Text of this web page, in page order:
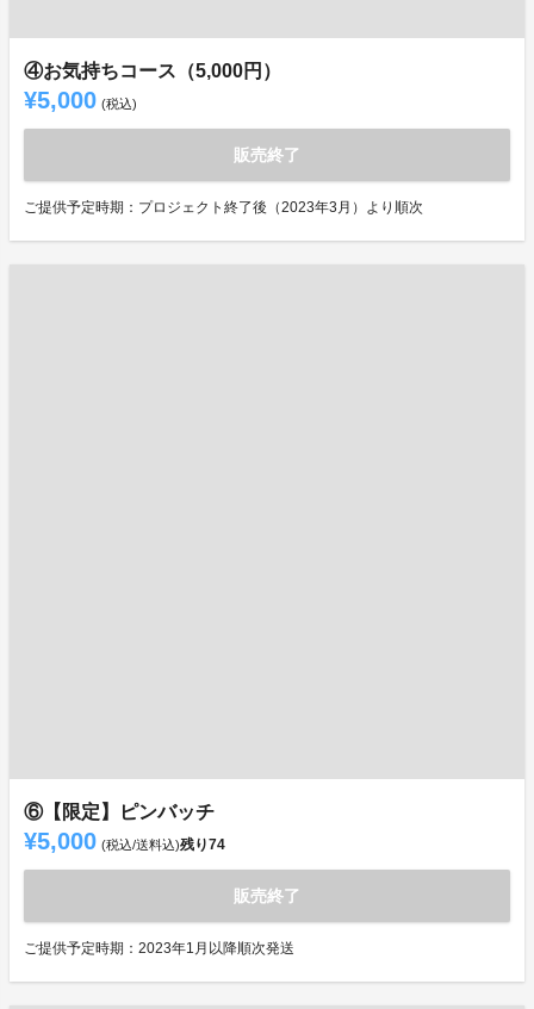
④お気持ちコース（5,000円）
¥5,000 (税込)
販売終了
ご提供予定時期：プロジェクト終了後（2023年3月）より順次
⑥【限定】ピンバッチ
¥5,000 (税込/送料込)残り74
販売終了
ご提供予定時期：2023年1月以降順次発送